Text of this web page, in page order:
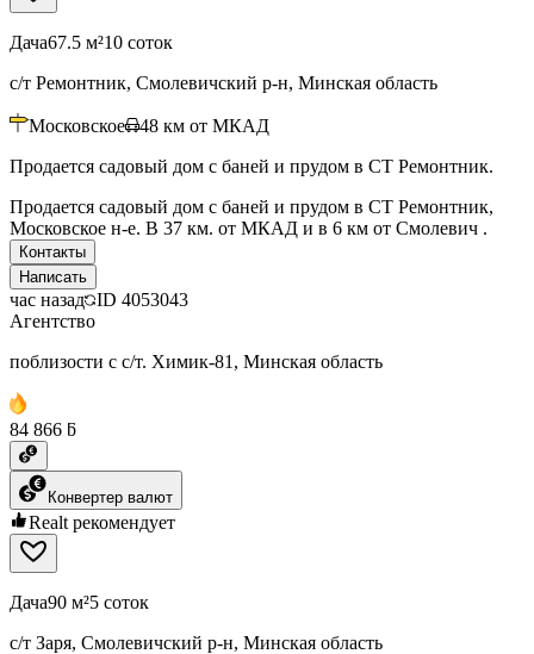
Дача67.5 м²10 соток
с/т Ремонтник, Смолевичский р-н, Минская область
Московское 48 км от МКАД
Продается садовый дом с баней и прудом в СТ Ремонтник.
Продается садовый дом с баней и прудом в СТ Ремонтник,
Московское н-е. В 37 км. от МКАД и в 6 км от Смолевич .
Контакты
Написать
час назад ID 4053043
Агентство
поблизости с с/т. Химик-81, Минская область
84 866 ƃ
Конвертер валют
Realt рекомендует
Дача90 м²5 соток
с/т Заря, Смолевичский р-н, Минская область